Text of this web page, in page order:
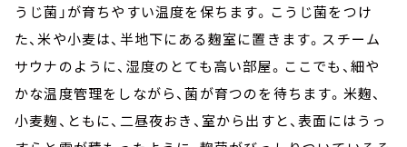
うじ菌」が育ちやすい温度を保ちます。こうじ菌をつけ
た、米や小麦は、半地下にある麹室に置きます。スチーム
サウナのように、湿度のとても高い部屋。ここでも、細や
かな温度管理をしながら、菌が育つのを待ちます。米麹、
小麦麹、ともに、二昼夜おき、室から出すと、表面にはうっ